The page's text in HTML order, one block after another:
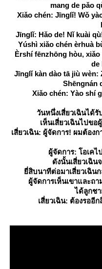
mang de pǎo
Xiǎo chén: Jīnglǐ! Wǒ
Jīnglǐ: Hǎo de! Nǐ kuài
Yúshì xiǎo chén èrhuà
Èrshí fēnzhōng hòu,
de
Jīnglǐ kàn dào tā jiù wèn:
Shēngnán
Xiǎo chén: Yào
วันหนึ่งเสี่ยวเฉินได้
เห็นเสี่ยวเฉินไปขอ
เสี่ยวเฉิน: ผู้จัดการ! ผมต้อง
ผู้จัดการ: โอเคไ
ดังนั้นเสี่ยวเฉิน
สิบนาทีต่อมาเสี่ยวเฉิน
ผู้จัดการเห็นเขาและถ
ได้ลูกช
เสี่ยวเฉิน: ต้องรออี